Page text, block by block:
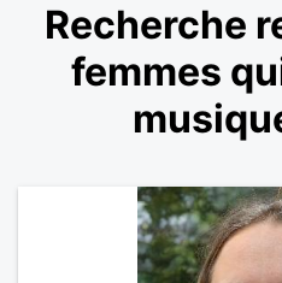
Recherche
femmes